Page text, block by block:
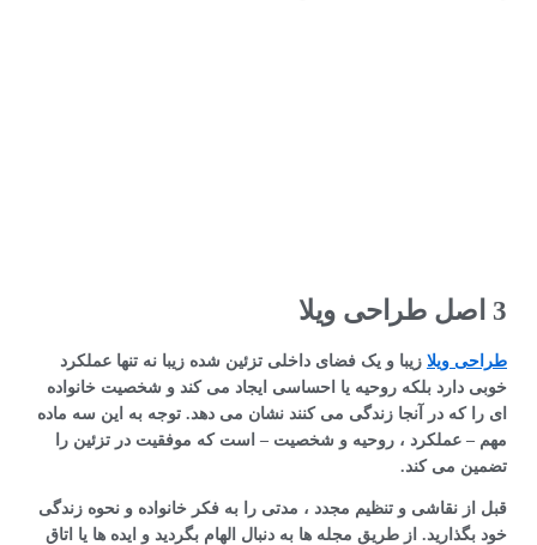
3 اصل طراحی ویلا
طراحی ویلا زیبا و یک فضای داخلی تزئین شده زیبا نه تنها عملکرد
خوبی دارد بلکه روحیه یا احساسی ایجاد می کند و شخصیت خانواده
ای را که در آنجا زندگی می کنند نشان می دهد. توجه به این سه ماده
مهم – عملکرد ، روحیه و شخصیت – است که موفقیت در تزئین را
تضمین می کند.
قبل از نقاشی و تنظیم مجدد ، مدتی را به فکر خانواده و نحوه زندگی
خود بگذارید. از طریق مجله ها به دنبال الهام بگردید و ایده ها یا اتاق